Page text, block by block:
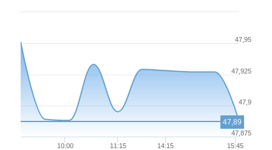
Chart
The chart has 1 X axis displaying Time. Data ranges from
The chart has 1 Y axis displaying values. Data ranges from
10:00 11:15 14:15 15:45
47,875
47,9
47,925
47,95
47,89